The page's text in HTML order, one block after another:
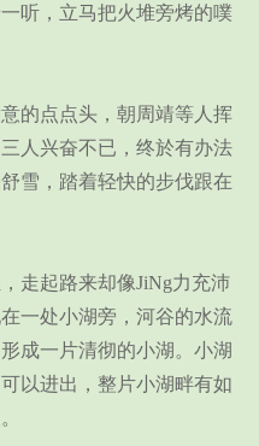
听，立马把火堆旁烤的噗
点点头，朝周靖等人挥
人兴奋不已，终於有办法
雪，踏着轻快的步伐跟在
起路来却像JiNg力充沛
一处小湖旁，河谷的水流
成一片清彻的小湖。小湖
以进出，整片小湖畔有如